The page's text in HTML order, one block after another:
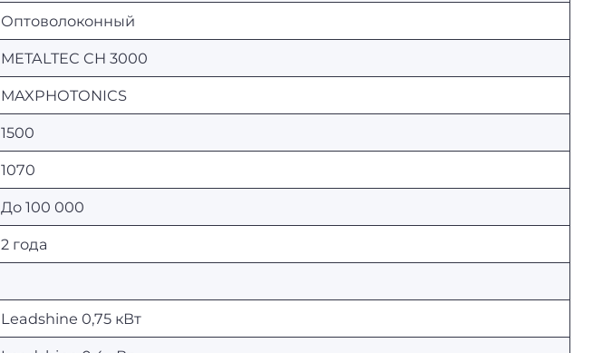
Оптоволоконный
METALTEC CH 3000
MAXPHOTONICS
1500
1070
До 100 000
2 года
Leadshine 0,75 кВт